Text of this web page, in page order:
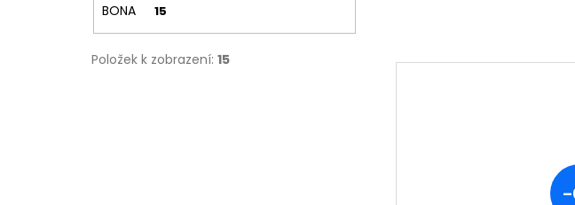
BONA 15
Položek k zobrazení: 15